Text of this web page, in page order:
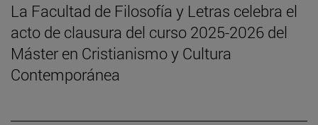
La Facultad de Filosofía y Letras celebra el
acto de clausura del curso 2025-2026 del
Máster en Cristianismo y Cultura
Contemporánea